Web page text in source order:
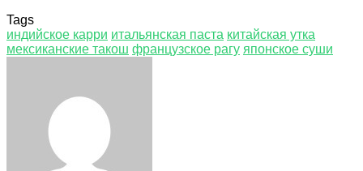
Tags
индийское карри итальянская паста китайская утка
мексиканские такош французское рагу японское суши